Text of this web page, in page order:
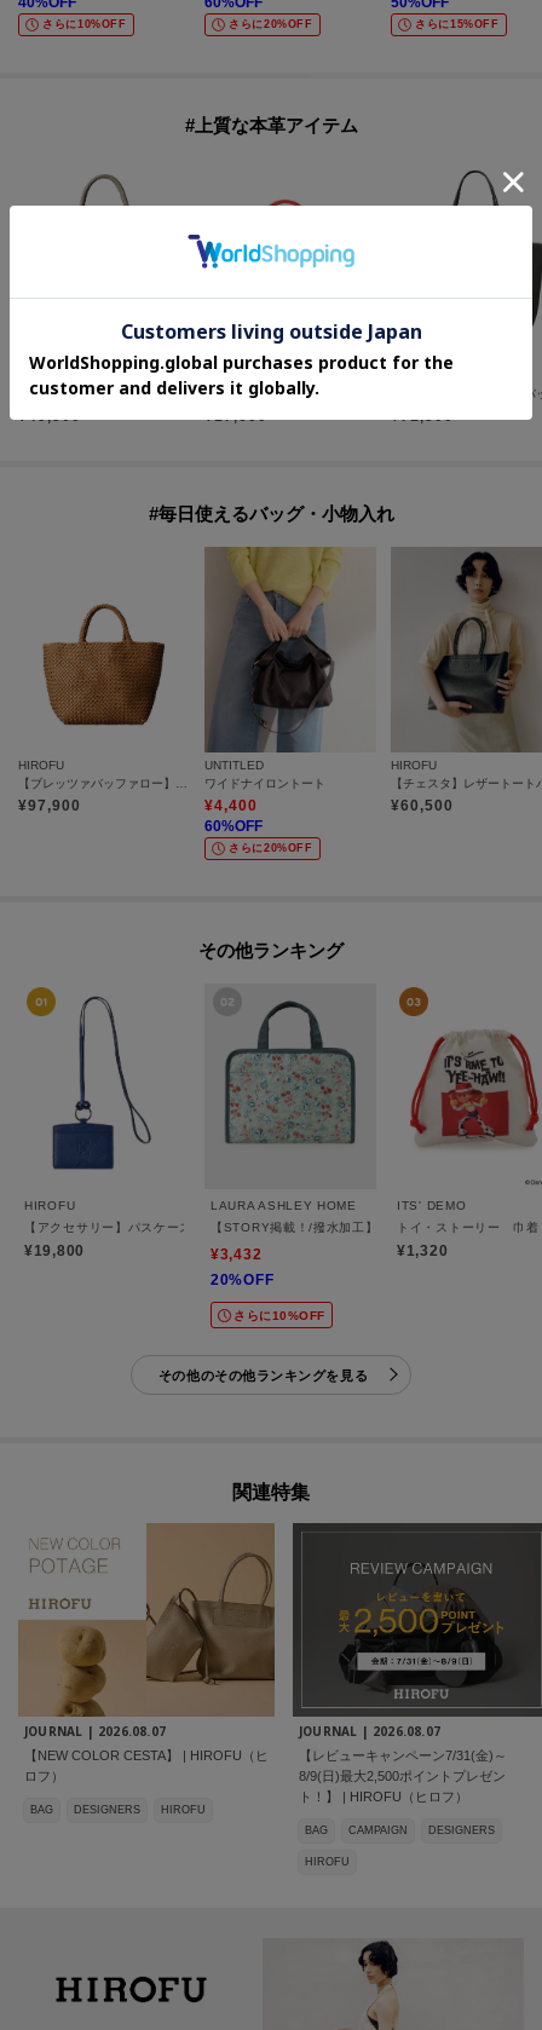
さらに10%OFF さらに20%OFF さらに15%OFF
#上質な本革アイテム
【チェスタ】レザートートバッグ M 本革 （商品番号：P25-30008）
¥49,500
HIROFU
¥17,600 ¥71,500
#毎日使えるバッグ・小物入れ
HIROFU
¥97,900
UNTITLED
ワイドナイロントート
¥4,400
60%OFF
さらに20%OFF
HIROFU
¥60,500
その他ランキング
HIROFU
【アクセサリー】パスケース （ストラップ付き） レザー 本革（商品番号：P25-50013
¥19,800
LAURA ASHLEY HOME
【STORY掲載！/撥水加工】ロサ サンクタ柄 スパバッグ
¥3,432
20%OFF
さらに10%OFF
ITS' DEMO
トイ・ストーリー 巾着
¥1,320
その他のその他ランキングを見る
関連特集
JOURNAL | 2026.08.07
【NEW COLOR CESTA】 | HIROFU（ヒ
ロフ）
BAG DESIGNERS HIROFU
JOURNAL | 2026.08.07
【レビューキャンペーン7/31(金)～
8/9(日)最大2,500ポイントプレゼン
ト！】 | HIROFU（ヒロフ）
BAG CAMPAIGN DESIGNERS
HIROFU